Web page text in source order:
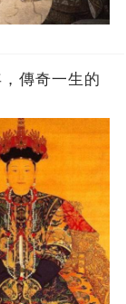
傳奇一生的